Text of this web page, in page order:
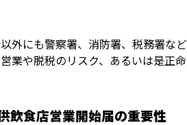
外にも警察署、消防署、税務署な
業や脱税のリスク、あるいは是正
飲食店営業開始届の重要性